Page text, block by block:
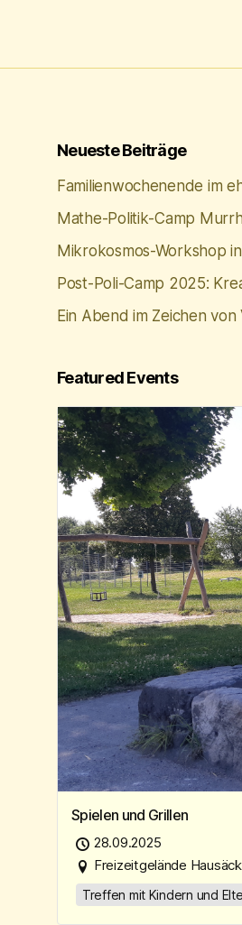
Neueste Beiträge
Familienwochenende im
Mathe‑Politik‑Camp
Mikrokosmos-Workshop
Post-Poli-Camp 2025:
Ein Abend im Zeichen
Featured Events
Spielen und Grillen
28.09.2025
Freizeitgelände
Treffen mit Kindern und